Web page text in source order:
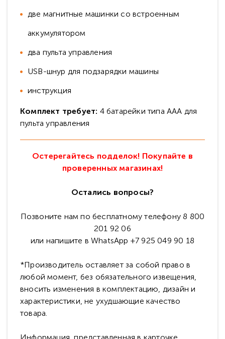
две магнитные машинки со встроенным
аккумулятором
два пульта управления
USB-шнур для подзарядки машины
инструкция
Комплект требует: 4 батарейки типа AAA для
пульта управления
Остерегайтесь подделок! Покупайте в
проверенных магазинах!
Остались вопросы?
Позвоните нам по бесплатному телефону 8 800
201 92 06
или напишите в WhatsApp +7 925 049 90 18
*Производитель оставляет за собой право в
любой момент, без обязательного извещения,
вносить изменения в комплектацию, дизайн и
характеристики, не ухудшающие качество
товара.